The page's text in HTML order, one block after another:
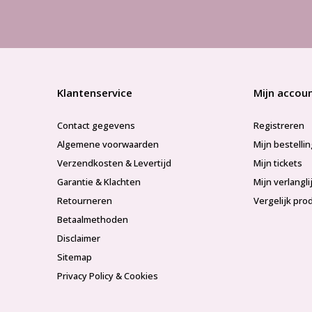
Klantenservice
Contact gegevens
Algemene voorwaarden
Verzendkosten & Levertijd
Garantie & Klachten
Retourneren
Betaalmethoden
Disclaimer
Sitemap
Privacy Policy & Cookies
Mijn
Registreren
Mijn
Mijn tickets
Mijn
Vergelijk